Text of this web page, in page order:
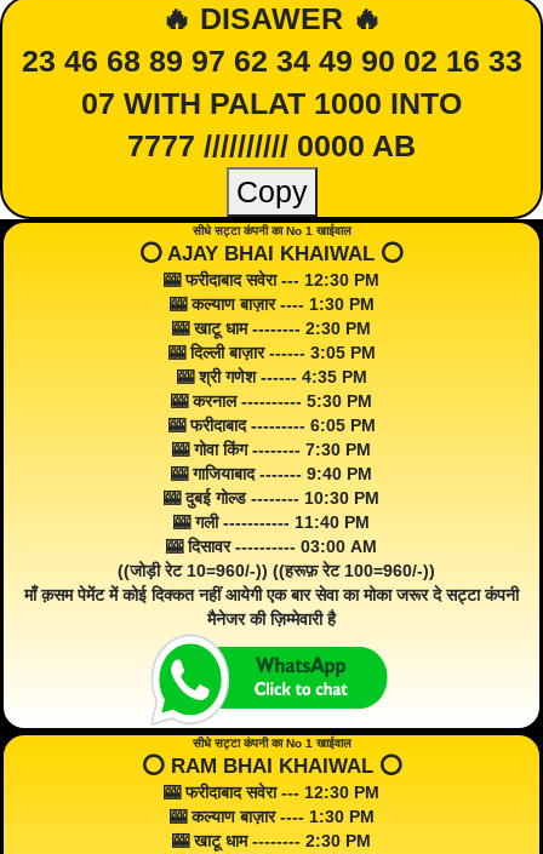
🔥 DISAWER 🔥
23 46 68 89 97 62 34 49 90 02 16 33
07 WITH PALAT 1000 INTO
7777 ////////// 0000 AB
Copy
सीधे सट्टा कंपनी का No 1 खाईवाल
⭕️ AJAY BHAI KHAIWAL ⭕️
🎰 फरीदाबाद सवेरा --- 12:30 PM
🎰 कल्याण बाज़ार ---- 1:30 PM
🎰 खाटू धाम -------- 2:30 PM
🎰 दिल्ली बाज़ार ------ 3:05 PM
🎰 श्री गणेश ------ 4:35 PM
🎰 करनाल ---------- 5:30 PM
🎰 फरीदाबाद --------- 6:05 PM
🎰 गोवा किंग -------- 7:30 PM
🎰 गाजियाबाद ------- 9:40 PM
🎰 दुबई गोल्ड -------- 10:30 PM
🎰 गली ----------- 11:40 PM
🎰 दिसावर ---------- 03:00 AM
((जोड़ी रेट 10=960/-)) ((हरूफ़ रेट 100=960/-))
माँ क़सम पेमेंट में कोई दिक्कत नहीं आयेगी एक बार सेवा का मोका जरूर दे सट्टा कंपनी
मैनेजर की ज़िम्मेवारी है
सीधे सट्टा कंपनी का No 1 खाईवाल
⭕️ RAM BHAI KHAIWAL ⭕️
🎰 फरीदाबाद सवेरा --- 12:30 PM
🎰 कल्याण बाज़ार ---- 1:30 PM
🎰 खाटू धाम -------- 2:30 PM